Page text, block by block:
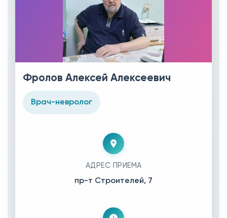
Фролов Алексей Алексеевич
Врач-невролог
АДРЕС ПРИЕМА
пр-т Строителей, 7